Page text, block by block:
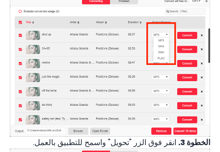
الخطوة 3. انقر فوق الزر "تحويل" واسمح للتطبيق بالعمل.